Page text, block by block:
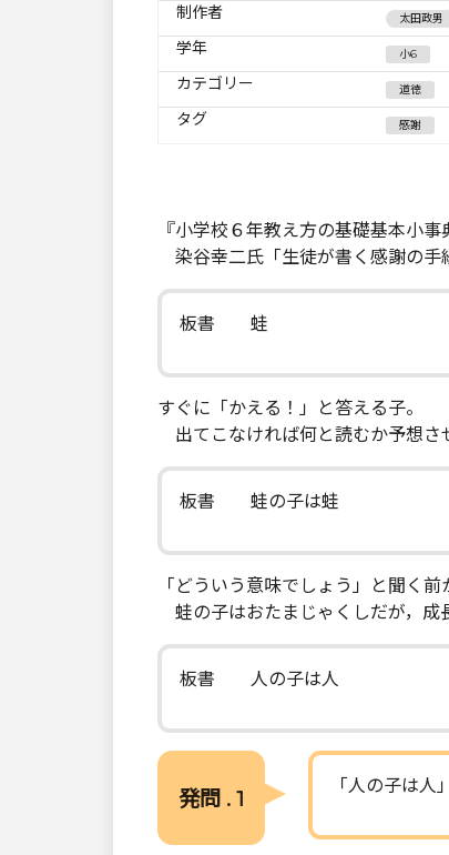
制作者
太田政男
学年 小6
カテゴリー 道徳
タグ 感謝
『小学校６年教え方の基礎基本小事
染谷幸二氏「生徒が書く感謝の手
板書 蛙
すぐに「かえる！」と答える子。
出てこなければ何と読むか予想さ
板書 蛙の子は蛙
「どういう意味でしょう」と聞く前
蛙の子はおたまじゃくしだが，成
板書 人の子は人
発問 . 1 「人の子は人